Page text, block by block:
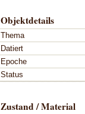
Objektdetails
Thema
Datiert
Epoche
Status
Zustand / Material